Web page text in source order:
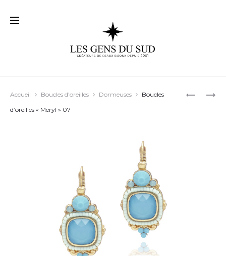
BOUCLES
BOUCLES
Accueil Boucles d'oreilles Dormeuses
Boucles
d’oreilles « Meryl » 07